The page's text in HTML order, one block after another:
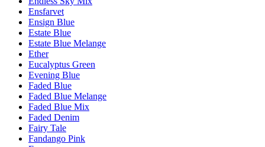
Ensfarvet
Ensign Blue
Estate Blue
Estate Blue Melange
Ether
Eucalyptus Green
Evening Blue
Faded Blue
Faded Blue Melange
Faded Blue Mix
Faded Denim
Fairy Tale
Fandango Pink